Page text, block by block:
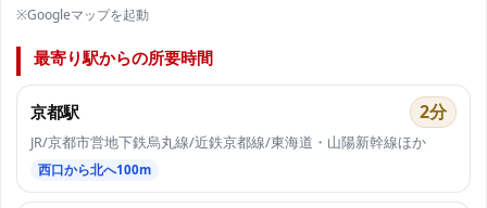
※Googleマップを起動
最寄り駅からの所要時間
京都駅 2分
JR/京都市営地下鉄烏丸線/近鉄京都線/東海道・山陽新幹線ほか
西口から北へ100m